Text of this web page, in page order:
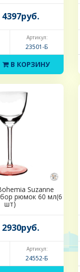
4397руб.
Артикул:
23501-Б
В КОРЗИНУ
Suzanne
рюмок 60 мл(6
шт)
2930руб.
Артикул:
24552-Б